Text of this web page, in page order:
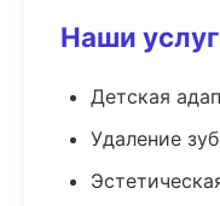
Наши
Детская
Удаление